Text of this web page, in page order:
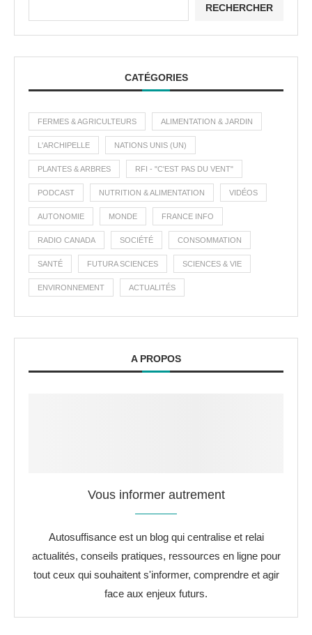
RECHERCHER
CATÉGORIES
FERMES & AGRICULTEURS ALIMENTATION & JARDIN
L'ARCHIPELLE NATIONS UNIS (UN)
PLANTES & ARBRES RFI - "C'EST PAS DU VENT"
PODCAST NUTRITION & ALIMENTATION VIDÉOS
AUTONOMIE MONDE FRANCE INFO
RADIO CANADA SOCIÉTÉ CONSOMMATION
SANTÉ FUTURA SCIENCES SCIENCES & VIE
ENVIRONNEMENT ACTUALITÉS
A PROPOS
Vous informer autrement
Autosuffisance est un blog qui centralise et relai
actualités, conseils pratiques, ressources en ligne pour
tout ceux qui souhaitent s'informer, comprendre et agir
face aux enjeux futurs.